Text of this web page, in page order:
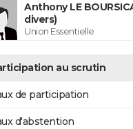
Anthony LE
divers)
Union Essentielle
au scrutin
de participation
d'abstention